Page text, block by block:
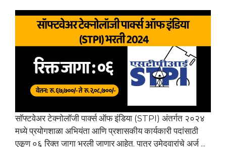
सॉफ्टवेअर टेक्नोलॉजी पार्क्स ऑफ इंडिया (STPI) अंतर्गत २०२४
मध्ये प्रयोगशाळा अभियंता आणि प्रशासकीय कार्यकारी पदांसाठी
एकूण ०६ रिक्त जागा भरली जाणार आहेत. पात्र उमेदवारांचे अर्ज ...